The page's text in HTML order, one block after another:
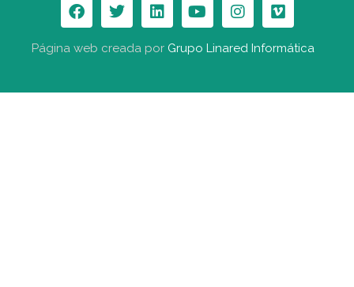
Página web creada por Grupo Linared Informática